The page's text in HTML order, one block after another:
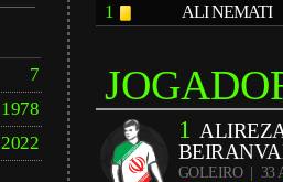
7
1978
2022
1 ALI NEMATI
1
GOLEIRO
| 33